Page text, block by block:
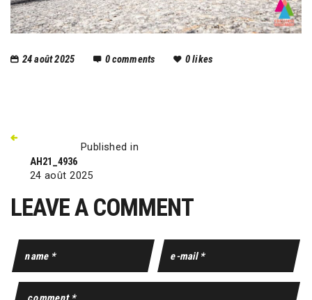
24 août 2025 0comments 0likes
Published in
AH21_4936
24 août 2025
LEAVE A COMMENT